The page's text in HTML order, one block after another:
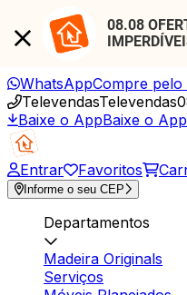
08.08
WhatsAppCompre pelo
TelevendasTelevendas
Baixe o AppBaixe o App
Entrar Favoritos
Informe o seu CEP
Departamentos
Madeira Originals
Serviços